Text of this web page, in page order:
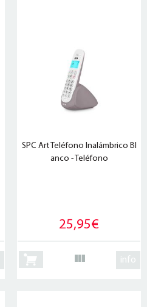
SPC Art Teléfono Inalámbrico Bl
anco - Teléfono
25,95€
info